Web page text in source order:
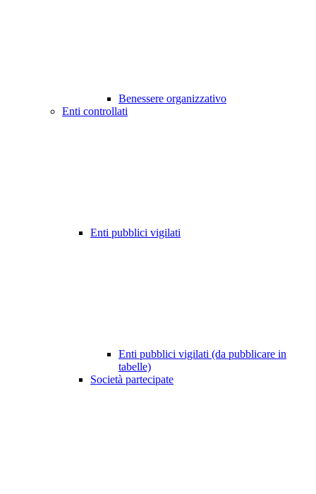
Benessere organizzativo
Enti controllati
Enti pubblici vigilati
Enti pubblici vigilati (da pubblicare in
tabelle)
Società partecipate